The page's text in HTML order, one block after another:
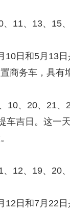
、11、13、15
10日和5月13
商务车，具有
10、20、21、
车吉日。这一
、12、19、20
12日和7月22